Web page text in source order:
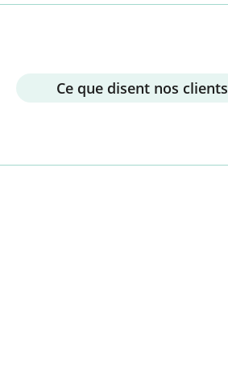
Ce que disent nos clients